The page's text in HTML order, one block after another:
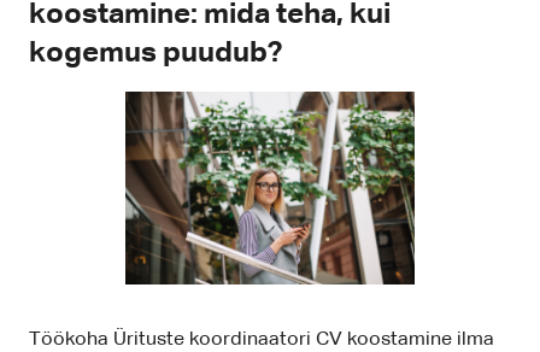
koostamine: mida teha, kui
kogemus puudub?
Töökoha Ürituste koordinaatori CV koostamine ilma